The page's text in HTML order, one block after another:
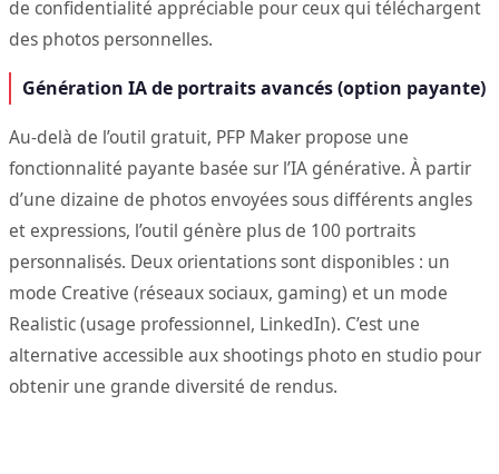
de confidentialité appréciable pour ceux qui téléchargent
des photos personnelles.
Génération IA de portraits avancés (option payante)
Au-delà de l’outil gratuit, PFP Maker propose une
fonctionnalité payante basée sur l’IA générative. À partir
d’une dizaine de photos envoyées sous différents angles
et expressions, l’outil génère plus de 100 portraits
personnalisés. Deux orientations sont disponibles : un
mode Creative (réseaux sociaux, gaming) et un mode
Realistic (usage professionnel, LinkedIn). C’est une
alternative accessible aux shootings photo en studio pour
obtenir une grande diversité de rendus.